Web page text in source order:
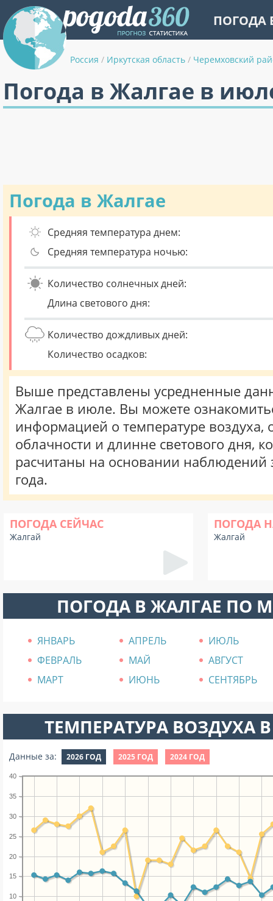
ПОГОДА
Россия / Иркутская область / Черемховский
Погода в Жалгае в
Погода в Жалгае
Средняя температура днем:
Средняя температура ночью:
Количество солнечных дней:
Длина светового дня:
Количество дождливых дней:
Количество осадков:
Выше представлены усредненные
Жалгае в июле. Вы можете
информацией о температуре воздуха,
облачности и длинне светового дня,
расчитаны на основании наблюдений
года.
ПОГОДА СЕЙЧАС
Жалгай
ПОГОДА
Жалгай
ПОГОДА В ЖАЛГАЕ ПО
ЯНВАРЬ АПРЕЛЬ
ИЮЛЬ
ФЕВРАЛЬ
МАЙ
АВГУСТ
МАРТ
ИЮНЬ СЕНТЯБРЬ
ТЕМПЕРАТУРА ВОЗДУХА
Данные за: 2026 ГОД 2025 ГОД 2024 ГОД
10
15
20
25
30
35
40